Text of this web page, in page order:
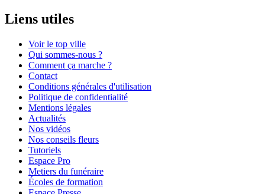
Liens utiles
Voir le top ville
Qui sommes-nous ?
Comment ça marche ?
Contact
Conditions générales d'utilisation
Politique de confidentialité
Mentions légales
Actualités
Nos vidéos
Nos conseils fleurs
Tutoriels
Espace Pro
Metiers du funéraire
Écoles de formation